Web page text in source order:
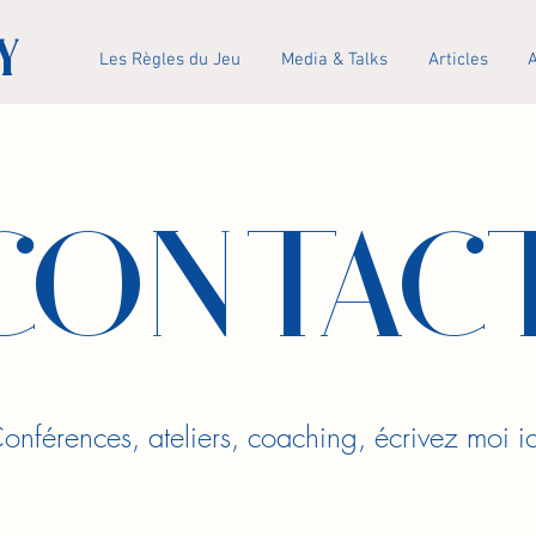
Les Règles du Jeu Media & Talks Articles
ateliers, coaching, écrivez moi